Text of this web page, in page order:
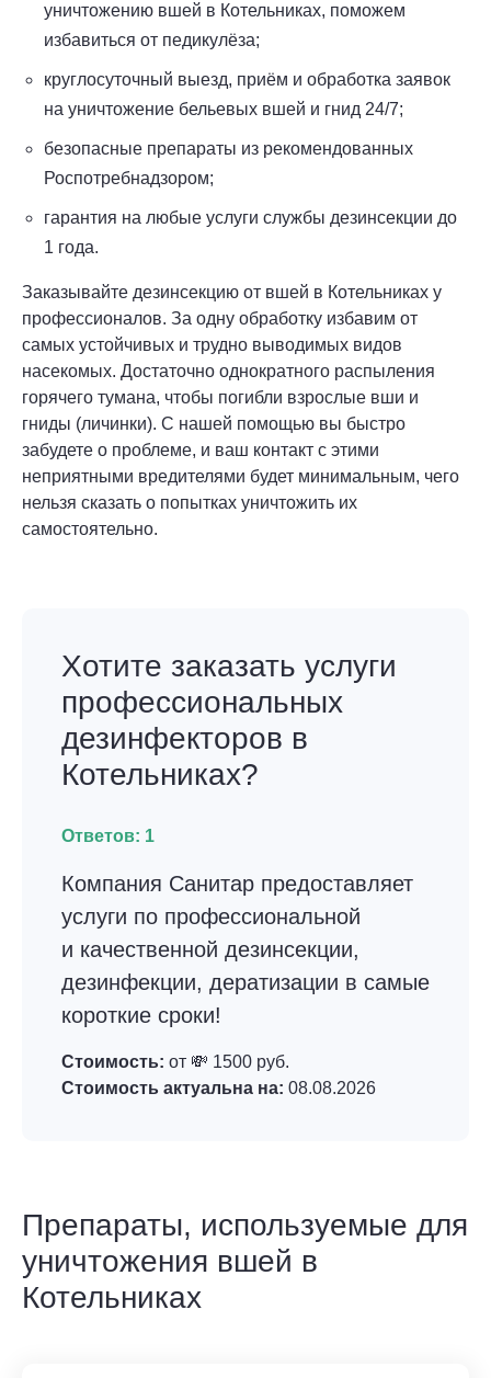
уничтожению вшей в Котельниках, поможем
избавиться от педикулёза;
круглосуточный выезд, приём и обработка заявок
на уничтожение бельевых вшей и гнид 24/7;
безопасные препараты из рекомендованных
Роспотребнадзором;
гарантия на любые услуги службы дезинсекции до
1 года.
Заказывайте дезинсекцию от вшей в Котельниках у
профессионалов. За одну обработку избавим от
самых устойчивых и трудно выводимых видов
насекомых. Достаточно однократного распыления
горячего тумана, чтобы погибли взрослые вши и
гниды (личинки). С нашей помощью вы быстро
забудете о проблеме, и ваш контакт с этими
неприятными вредителями будет минимальным, чего
нельзя сказать о попытках уничтожить их
самостоятельно.
Хотите заказать услуги
профессиональных
дезинфекторов в
Котельниках?
Ответов: 1
Компания Санитар предоставляет
услуги по профессиональной
и качественной дезинсекции,
дезинфекции, дератизации в самые
короткие сроки!
Стоимость: от 💸 1500 руб.
Стоимость актуальна на: 08.08.2026
Препараты, используемые для
уничтожения вшей в
Котельниках